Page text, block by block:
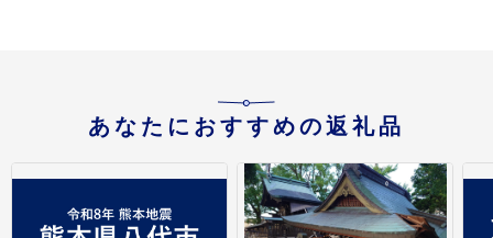
あなたにおすすめの返礼品